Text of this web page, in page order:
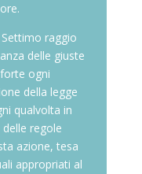
Settimo raggio
delle giuste
ogni
della legge
qualvolta in
regole
azione, tesa
appropriati al